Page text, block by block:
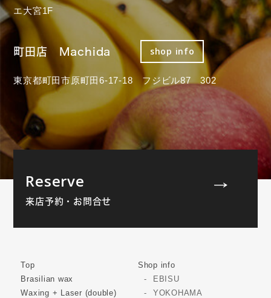
エ大宮1F
町田店 Machida shop info
東京都町田市原町田6-17-18 フジビル87 302
Reserve
来店予約・お問合せ
Top
Brasilian wax
Waxing + Laser (double)
Shop info
EBISU
YOKOHAMA